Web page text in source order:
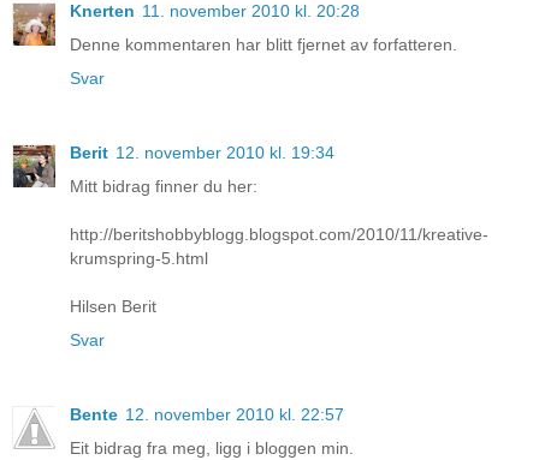
Knerten 11. november 2010 kl. 20:28
Denne kommentaren har blitt fjernet av forfatteren.
Svar
Berit 12. november 2010 kl. 19:34
Mitt bidrag finner du her:
http://beritshobbyblogg.blogspot.com/2010/11/kreative-
krumspring-5.html
Hilsen Berit
Svar
Bente 12. november 2010 kl. 22:57
Eit bidrag fra meg, ligg i bloggen min.